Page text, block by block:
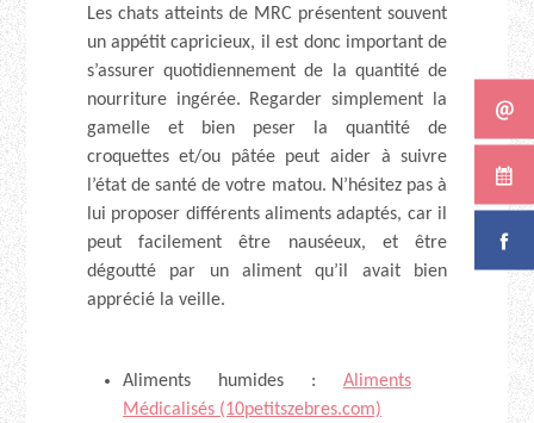
Les chats atteints de MRC présentent souvent
un appétit capricieux, il est donc important de
s’assurer quotidiennement de la quantité de
nourriture ingérée. Regarder simplement la
gamelle et bien peser la quantité de
croquettes et/ou pâtée peut aider à suivre
l’état de santé de votre matou. N’hésitez pas à
lui proposer différents aliments adaptés, car il
peut facilement être nauséeux, et être
dégoutté par un aliment qu’il avait bien
apprécié la veille.
Aliments humides : Aliments
Médicalisés (10petitszebres.com)